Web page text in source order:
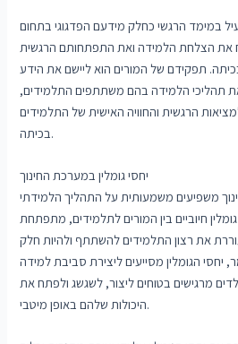
במימד הרגשי כחלק מידעם הפדגוגי בתחום
את הצלחת הלמידה ואת התפתחותם הרגשית
תפקידם של המורים הוא ליישם את הידע
את תהליכי הלמידה בהם משתתפים התלמידים,
הרגשית והחוויה האישית של התלמידים
בכיתה.
יחסי גומלין במערכת החינוך
משפיעים משמעותית על התהליך הלמידתי
חיוביים בין המורים לתלמידים, מתפתחת
את רצון התלמידים להשתתף ולהיות חלק
הגומלין מסייעים ליצירת סביבת למידה
מרגישים בטוחים ליצור, לשגשג ולפתח את
היכולות שלהם באופן מיטבי.